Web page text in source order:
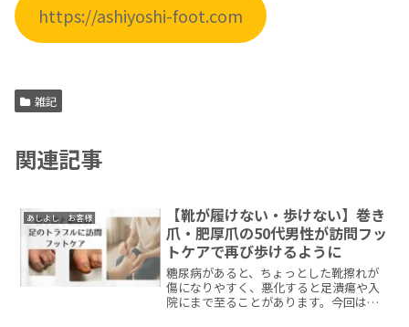
https://ashiyoshi-foot.com
雑記
関連記事
あしよし お客様
【靴が履けない・歩けない】巻き
爪・肥厚爪の50代男性が訪問フッ
トケアで再び歩けるように
糖尿病があると、ちょっとした靴擦れが
傷になりやすく、悪化すると足潰瘍や入
院にまで至ることがあります。今回は、